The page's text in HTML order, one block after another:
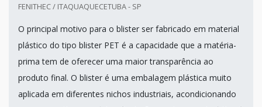
FENITHEC / ITAQUAQUECETUBA - SP
O principal motivo para o blister ser fabricado em material
plástico do tipo blister PET é a capacidade que a matéria-
prima tem de oferecer uma maior transparência ao
produto final. O blister é uma embalagem plástica muito
aplicada em diferentes nichos industriais, acondicionando